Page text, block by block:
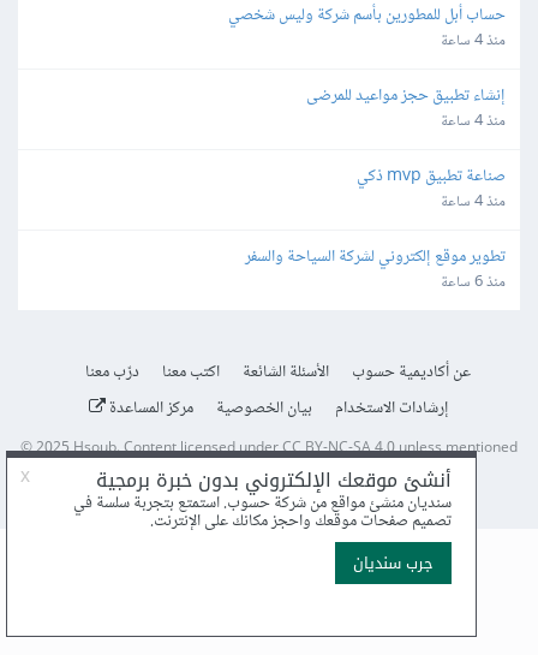
حساب أبل للمطورين بأسم شركة وليس شخصي
منذ 4 ساعة
إنشاء تطبيق حجز مواعيد للمرضى
منذ 4 ساعة
صناعة تطبيق mvp ذكي
منذ 4 ساعة
تطوير موقع إلكتروني لشركة السياحة والسفر
منذ 6 ساعة
عن أكاديمية حسوب الأسئلة الشائعة اكتب معنا
درّب معنا
إرشادات الاستخدام
بيان الخصوصية مركز المساعدة
© 2025Hsoub.Content licensed underCC BY-NC-SA 4.0unless mentioned
otherwise.